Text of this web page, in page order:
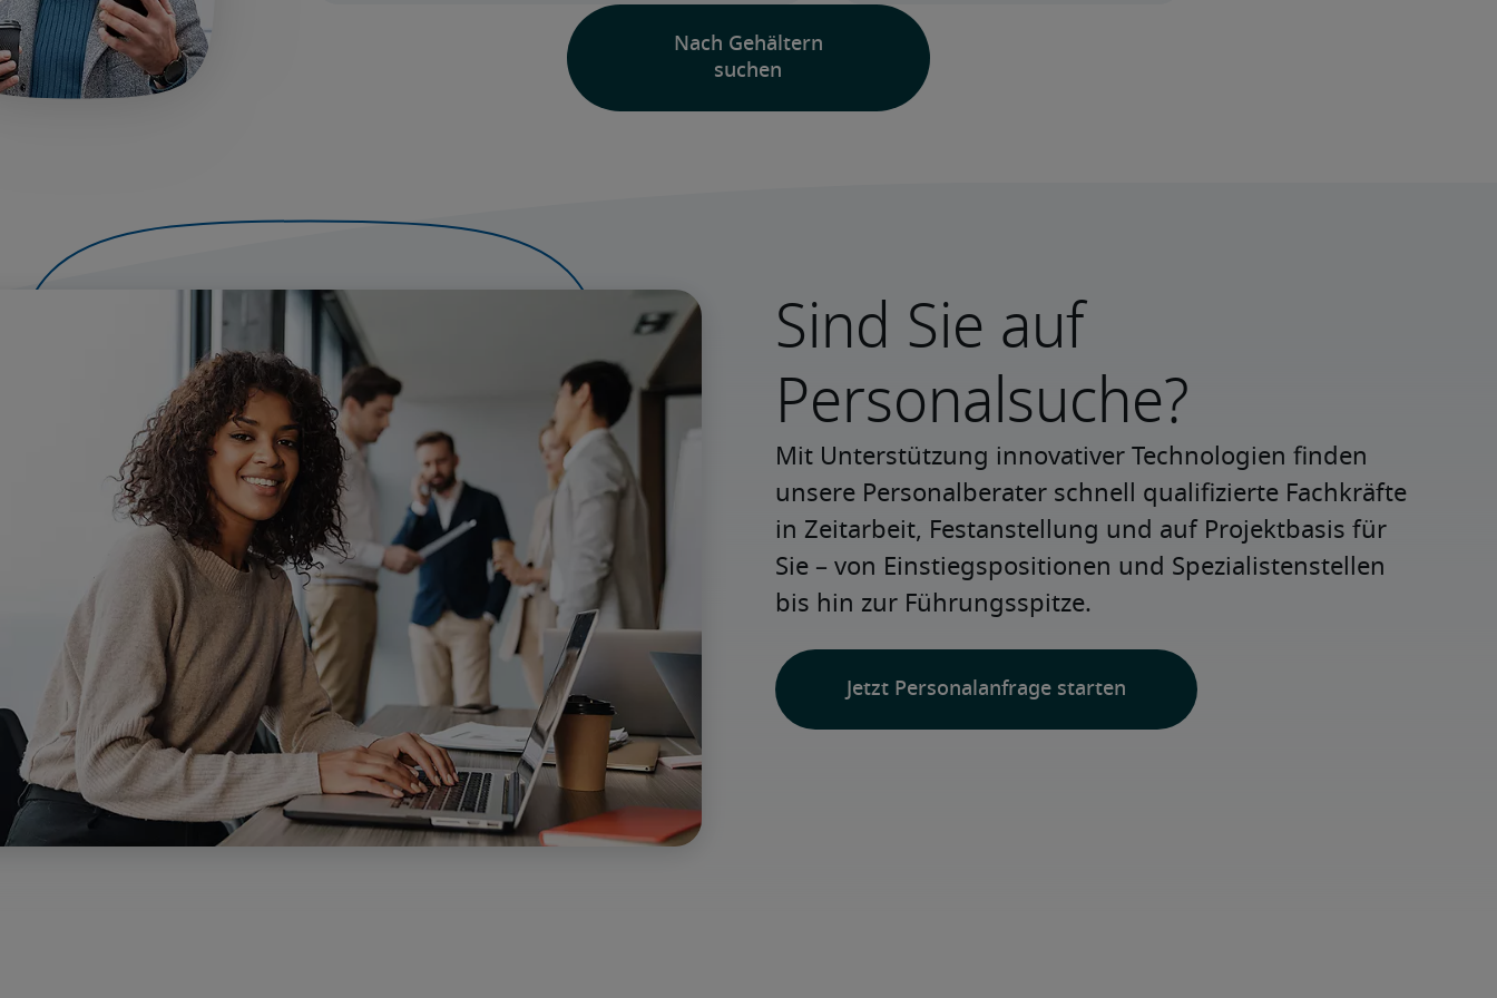
Sind Sie auf
Personalsuche?
Mit Unterstützung innovativer Technologien finden
unsere Personalberater schnell qualifizierte Fachkräfte
in Zeitarbeit, Festanstellung und auf Projektbasis für
Sie – von Einstiegspositionen und Spezialistenstellen
bis hin zur Führungsspitze.
Jetzt Personalanfrage starten